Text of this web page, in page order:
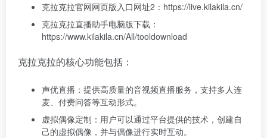
克拉克拉官网网页版入口网址2：https://live.kilakila.cn/
克拉克拉直播助手电脑版下载：
https://www.kilakila.cn/All/tooldownload
克拉克拉的核心功能包括：
声优直播：提供高质量的音视频直播服务，支持多人连
麦、付费问答等互动形式。
虚拟偶像定制：用户可以通过平台提供的技术，创建自
己的虚拟偶像，并与偶像进行实时互动。